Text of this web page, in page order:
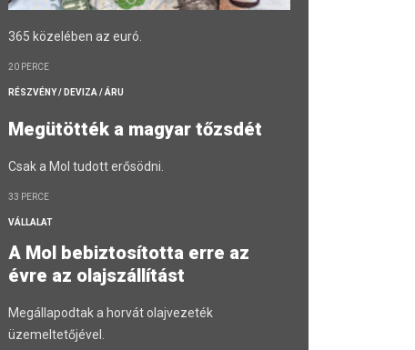
365 közelében az euró.
20 PERCE
RÉSZVÉNY / DEVIZA / ÁRU
Megütötték a magyar tőzsdét
Csak a Mol tudott erősödni.
33 PERCE
VÁLLALAT
A Mol bebiztosította erre az
évre az olajszállítást
Megállapodtak a horvát olajvezeték
üzemeltetőjével.